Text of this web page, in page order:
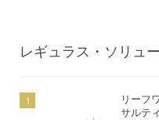
レギュラス・ソリュ
リーフ
サルテ